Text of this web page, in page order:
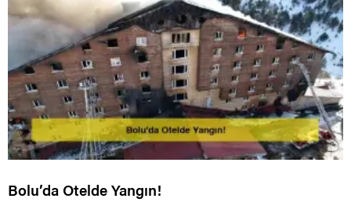
Bolu’da Otelde Yangın!